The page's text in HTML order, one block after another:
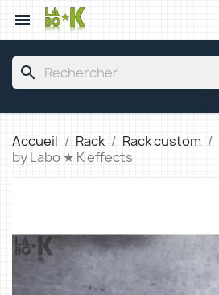

search
Accueil Rack Rack custom
by Labo ★ K effects